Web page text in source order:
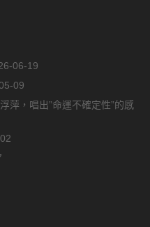
06-19
09
萍，唱出”命運不確定性”的感